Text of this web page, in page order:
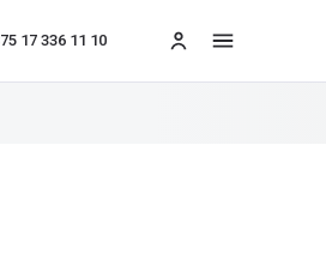
17 336 11 10 меню